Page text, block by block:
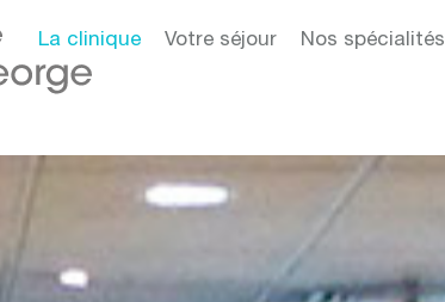
La clinique Votre séjour Nos spécialités